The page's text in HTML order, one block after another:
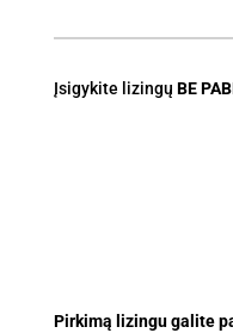
Įsigykite lizingų BE
Pirkimą lizingu galite